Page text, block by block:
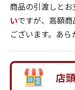
商品の引渡しと
いですが、高額
ございます。あら
店